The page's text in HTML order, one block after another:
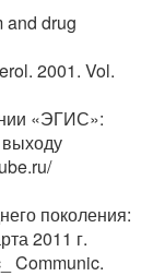
and drug
2001. Vol.
«ЭГИС»:
поколения:
2011 г.
Communic.